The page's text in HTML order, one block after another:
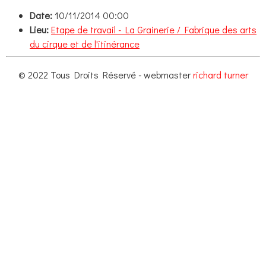
Date:10/11/2014 00:00
Lieu:Etape de travail - La Grainerie / Fabrique des arts
du cirque et de l'itinérance
© 2022 Tous Droits Réservé - webmasterrichard turner